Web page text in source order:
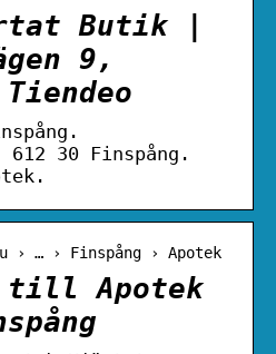
Butik |
9,
612 30 Finspång.
… › Finspång › Apotek
till Apotek